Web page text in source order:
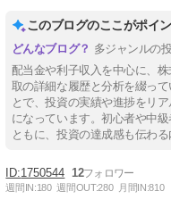
このブログのここがポイ
多ジャンルの
配当金や利子収入を中心に、
取の詳細な履歴と分析を綴っ
とで、投資の実績や進捗をリ
になっています。初心者や中
ともに、投資の達成感も伝わる
1750544 12
週間IN:180 週間OUT:280 月間IN:810